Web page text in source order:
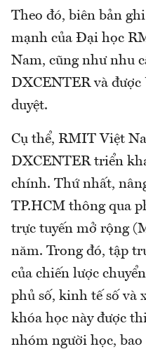
Theo đó, biên bản
mạnh của Đại học
Nam, cũng như nhu
DXCENTER và
duyệt.
Cụ thể, RMIT Việt
DXCENTER triển
chính. Thứ nhất,
TP.HCM thông qua
trực tuyến mở rộng
năm. Trong đó, tập
của chiến lược
phủ số, kinh tế số và
khóa học này được
nhóm người học, bao